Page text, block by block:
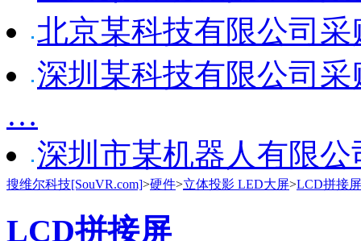
北京某科技有限公司采
深圳某科技有限公司采
…
深圳市某机器人有限公
搜维尔科技[SouVR.com]>硬件>立体投影 LED大屏>LCD拼接屏
LCD拼接屏